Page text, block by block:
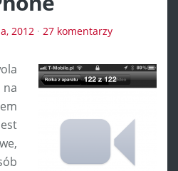
2012 · 27 komentarzy